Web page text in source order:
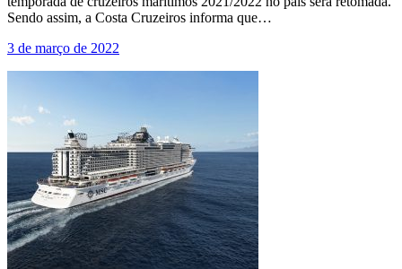
Sendo assim, a Costa Cruzeiros informa que…
3 de março de 2022